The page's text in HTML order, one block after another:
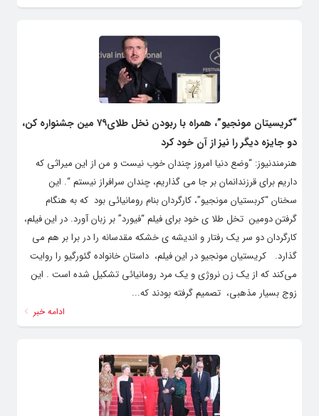
“کریسیتان مونجیو”، همراه با ربودن نخل طلای۷۹ مین جشنواره کن،
دو جایزه دیگر را نیز از آن خود کرد
هنرمندنیوز: “وضع دنیا امروز چندان خوب نیست و من از این میراثی که
داریم برای قرزندانمان بر جا می گذاریم، چندان سرافراز نیستم “. این
سخنان “کربستیان مونجیو”، کارگردان بنام رومانیائی بود که به هنگام
گرفتن دومین تخل طلا ی خود برای فیلم “فیورد” بر زبان آورد. در این فیلم،
کارگردان دو سر یک رفتار و اندیشه ی خشکه مقدسانه را در برا بر هم می
گذارد. کریستیان مونجیو در این فیلم، داستان خانواده گئورگیو را روایت
می‌کند که از یک زن نروژی و یک مرد رومانیائی تشکیل شده است . این
زوج بسیار مذهبی، تصمیم گرفته بودند که...
ادامه خبر